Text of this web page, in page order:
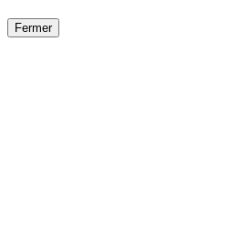
Fermer